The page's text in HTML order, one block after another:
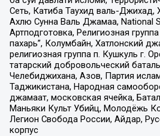
Сеть, Катиба Таухид валь-Джихад,
Ахлю Сунна Валь Джамаа, National
Артподготовка, Религиозная
пахарь”, Колумбайн, Хатлонский
религиозная группа п. Кушкуль г.
татарский добровольческий
Челебиджихана, Азов, Партия
Таджикистана, Народная
джамаат, московская ячейка,
Маньяки Культ Убийц, Молодёжь
Легион Свобода России, Айдар,
корпус